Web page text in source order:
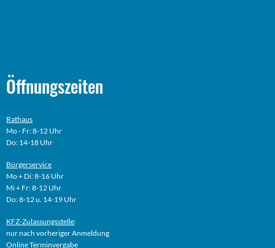
Öffnungszeiten
Rathaus
Mo - Fr: 8-12 Uhr
Do: 14-18 Uhr
Bürgerservice
Mo + Di: 8-16 Uhr
Mi + Fr: 8-12 Uhr
Do: 8-12 u. 14-19 Uhr
KFZ-Zulassungsstelle:
nur nach vorheriger Anmeldung
OnlineTerminvergabe